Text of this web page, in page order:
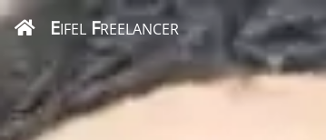
EIFEL FREELANCER